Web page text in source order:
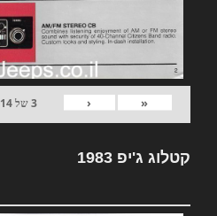
«
‹
3של14
קטלוג ג'יפ 1983